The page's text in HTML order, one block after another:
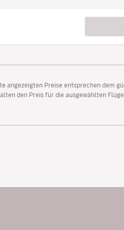
angezeigten Preise entsprechen dem
den Preis für die ausgewählten